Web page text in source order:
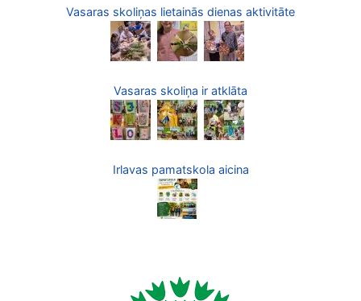
Vasaras skoliņas lietainās dienas aktivitāte
Vasaras skoliņa ir atklāta
Irlavas pamatskola aicina